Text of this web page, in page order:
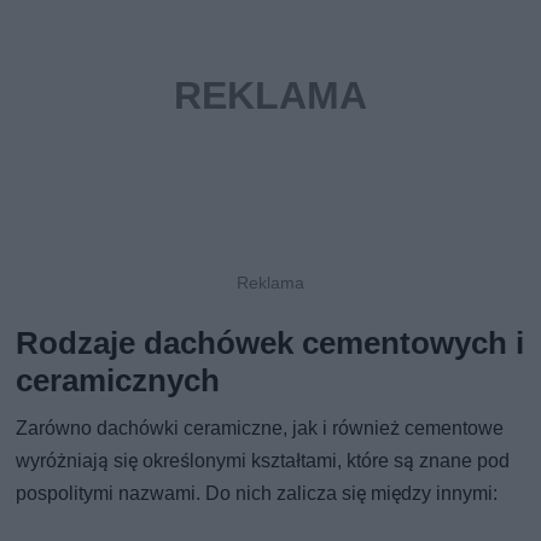
Rodzaje dachówek cementowych i
ceramicznych
Zarówno dachówki ceramiczne, jak i również cementowe
wyróżniają się określonymi kształtami, które są znane pod
pospolitymi nazwami. Do nich zalicza się między innymi: